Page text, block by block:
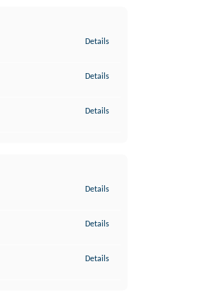
Details
Details
Details
Details
Details
Details